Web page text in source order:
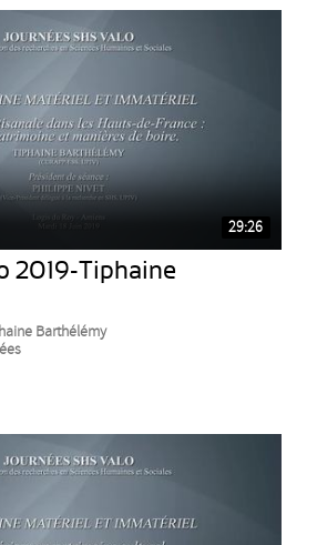
29:26
2019-Tiphaine
Barthélémy